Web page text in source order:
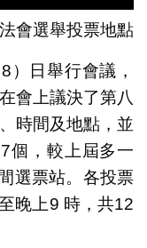
會選舉投票地點
）日舉行會議，
會上議決了第八
時間及地點，並
個，較上屆多一
選票站。各投票
晚上9 時，共12